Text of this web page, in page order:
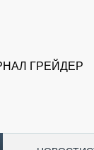
ГРЕЙДЕР